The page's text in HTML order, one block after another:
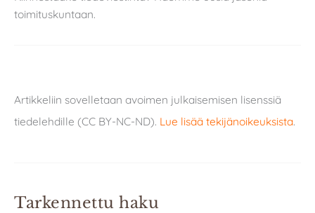
toimituskuntaan.
Artikkeliin sovelletaan avoimen julkaisemisen lisenssiä
tiedelehdille (CC BY-NC-ND). Lue lisää tekijänoikeuksista.
Tarkennettu haku